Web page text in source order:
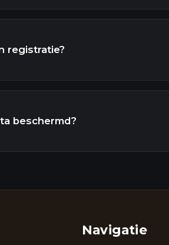
registratie?
beschermd?
Navigatie